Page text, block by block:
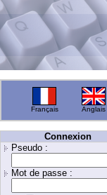
Français Anglais
Connexion
Pseudo :
Mot de passe :